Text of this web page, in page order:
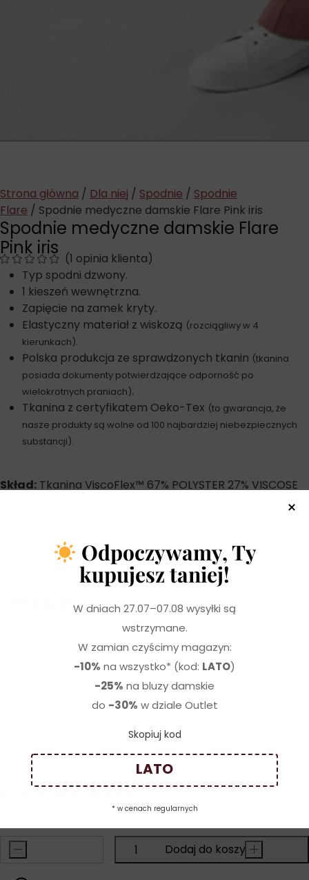
Strona główna / Dla niej / Spodnie / Spodnie
Flare / Spodnie medyczne damskie Flare Pink iris
Spodnie medyczne damskie Flare
Pink iris (1 opinia klienta)
Typ spodni dzwony.
1 kieszeń wewnętrzna.
Zapięcie na zamek kryty.
Elastyczny materiał z wiskozą (rozciągliwy w 4
kierunkach).
Polska produkcja ze sprawdzonych tkanin (tkanina
posiada dokumenty potwierdzające odporność po
wielokrotnych praniach).
Tkanina z certyfikatem Oeko-Tex (to gwarancja, że
nasze produkty są wolne od 100 najbardziej niebezpiecznych
substancji).
Skład: Tkanina ViscoFlex™ 67% POLYSTER 27% VISCOSE
*Odcienie odzieży na zdjęciach mogą się różnić od rzeczywistych –
wynika to z indywidualnych ustawień i rozdzielczości ekranów.
zł
40 42
44
WYBIERZ DŁUGOŚĆ NOGAWKI
Tabela rozmiarowa
Rozmiar indywidualny(+50,00zł)
- +
Dodaj do koszyka
Odpoczywamy, Ty
kupujesz taniej!
W dniach 27.07–07.08 wysyłki są
wstrzymane.
W zamian czyścimy magazyn:
-10% na wszystko* (kod: LATO)
-25% na bluzy damskie
do -30% w dziale Outlet
Skopiuj kod
LATO
* w cenach regularnych